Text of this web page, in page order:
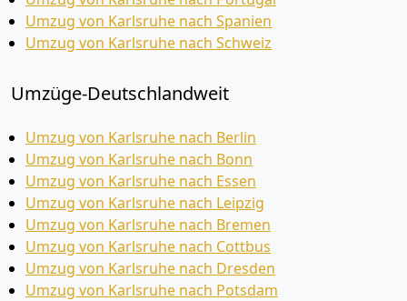
Umzug von Karlsruhe nach Spanien
Umzug von Karlsruhe nach Schweiz
Umzüge-Deutschlandweit
Umzug von Karlsruhe nach Berlin
Umzug von Karlsruhe nach Bonn
Umzug von Karlsruhe nach Essen
Umzug von Karlsruhe nach Leipzig
Umzug von Karlsruhe nach Bremen
Umzug von Karlsruhe nach Cottbus
Umzug von Karlsruhe nach Dresden
Umzug von Karlsruhe nach Potsdam